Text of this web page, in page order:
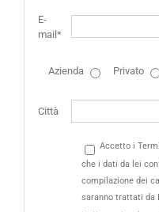
E-
mail*
Azienda Privato
Città
Accetto i
che i dati da lei
compilazione dei
saranno trattati da